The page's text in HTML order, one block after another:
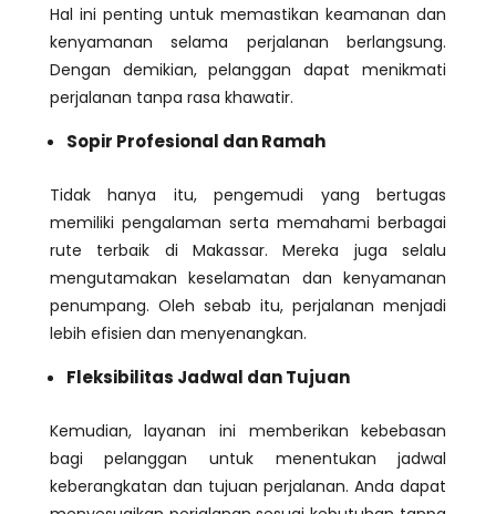
Hal ini penting untuk memastikan keamanan dan
kenyamanan selama perjalanan berlangsung.
Dengan demikian, pelanggan dapat menikmati
perjalanan tanpa rasa khawatir.
Sopir Profesional dan Ramah
Tidak hanya itu, pengemudi yang bertugas
memiliki pengalaman serta memahami berbagai
rute terbaik di Makassar. Mereka juga selalu
mengutamakan keselamatan dan kenyamanan
penumpang. Oleh sebab itu, perjalanan menjadi
lebih efisien dan menyenangkan.
Fleksibilitas Jadwal dan Tujuan
Kemudian, layanan ini memberikan kebebasan
bagi pelanggan untuk menentukan jadwal
keberangkatan dan tujuan perjalanan. Anda dapat